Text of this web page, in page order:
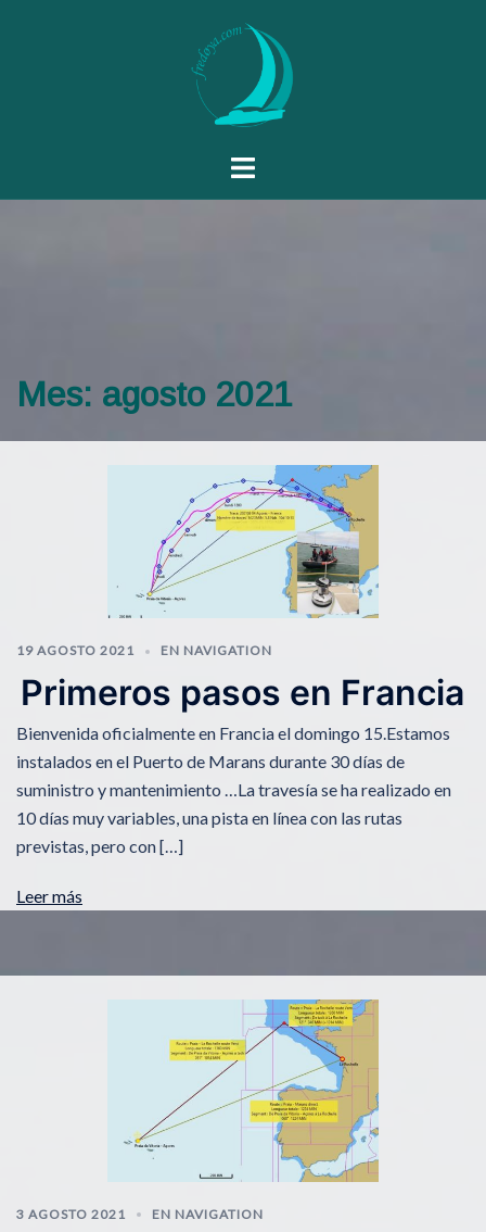
Mes: agosto 2021
19 AGOSTO 2021 EN NAVIGATION
Primeros pasos en Francia
Bienvenida oficialmente en Francia el domingo 15.Estamos
instalados en el Puerto de Marans durante 30 días de
suministro y mantenimiento …La travesía se ha realizado en
10 días muy variables, una pista en línea con las rutas
previstas, pero con […]
Leer más
3 AGOSTO 2021 EN NAVIGATION